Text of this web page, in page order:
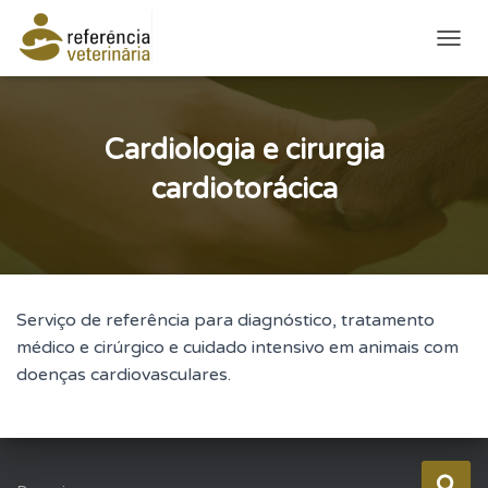
Cardiologia e cirurgia
cardiotorácica
Serviço de referência para diagnóstico, tratamento
médico e cirúrgico e cuidado intensivo em animais com
doenças cardiovasculares.